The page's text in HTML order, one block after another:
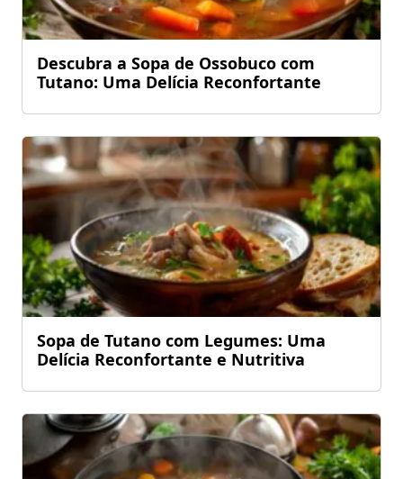
Descubra a Sopa de Ossobuco com
Tutano: Uma Delícia Reconfortante
Sopa de Tutano com Legumes: Uma
Delícia Reconfortante e Nutritiva